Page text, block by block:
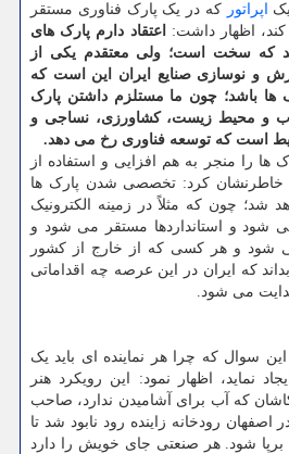
اپراتور که در یک پارک فناوری مستقر
اظهار داشت:
اعتقاد دارم پارک های
که سخت است؛ ولی معتقدم یکی از
و نوسازی صنایع ایران این است که
باشد؛ چون ما مستلزم داشتن پارک
و محیط زیست، کشاورزی، نساجی و
است که توسعه فناوری رخ می دهد.
را منجر به هم افزایی و استفاده از
خاطرنشان کرد: تخصصی شدن پارک ها
شد؛ چون که مثلاً در زمینه الکترونیک
شود و استانداردها مستقر می شود و
می شود و هر کسی که از خارج از کشور
که ایران در این عرصه چه اقداماتی
هدایت می شود.
سوال که چرا هر نماینده ای باید یک
نماید، اظهار نمود: این رویکرد هنر
که آب برای آشامیدن ندارد، صاحب
رودخانه زاینده رود نابود شد تا
برپا شود. هر صنعتی جای خویش را دارد